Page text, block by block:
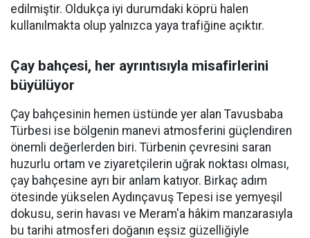
edilmiştir. Oldukça iyi durumdaki köprü halen
kullanılmakta olup yalnızca yaya trafiğine açıktır.
Çay bahçesi, her ayrıntısıyla misafirlerini
büyülüyor
Çay bahçesinin hemen üstünde yer alan Tavusbaba
Türbesi ise bölgenin manevi atmosferini güçlendiren
önemli değerlerden biri. Türbenin çevresini saran
huzurlu ortam ve ziyaretçilerin uğrak noktası olması,
çay bahçesine ayrı bir anlam katıyor. Birkaç adım
ötesinde yükselen Aydınçavuş Tepesi ise yemyeşil
dokusu, serin havası ve Meram'a hâkim manzarasıyla
bu tarihi atmosferi doğanın eşsiz güzelliğiyle